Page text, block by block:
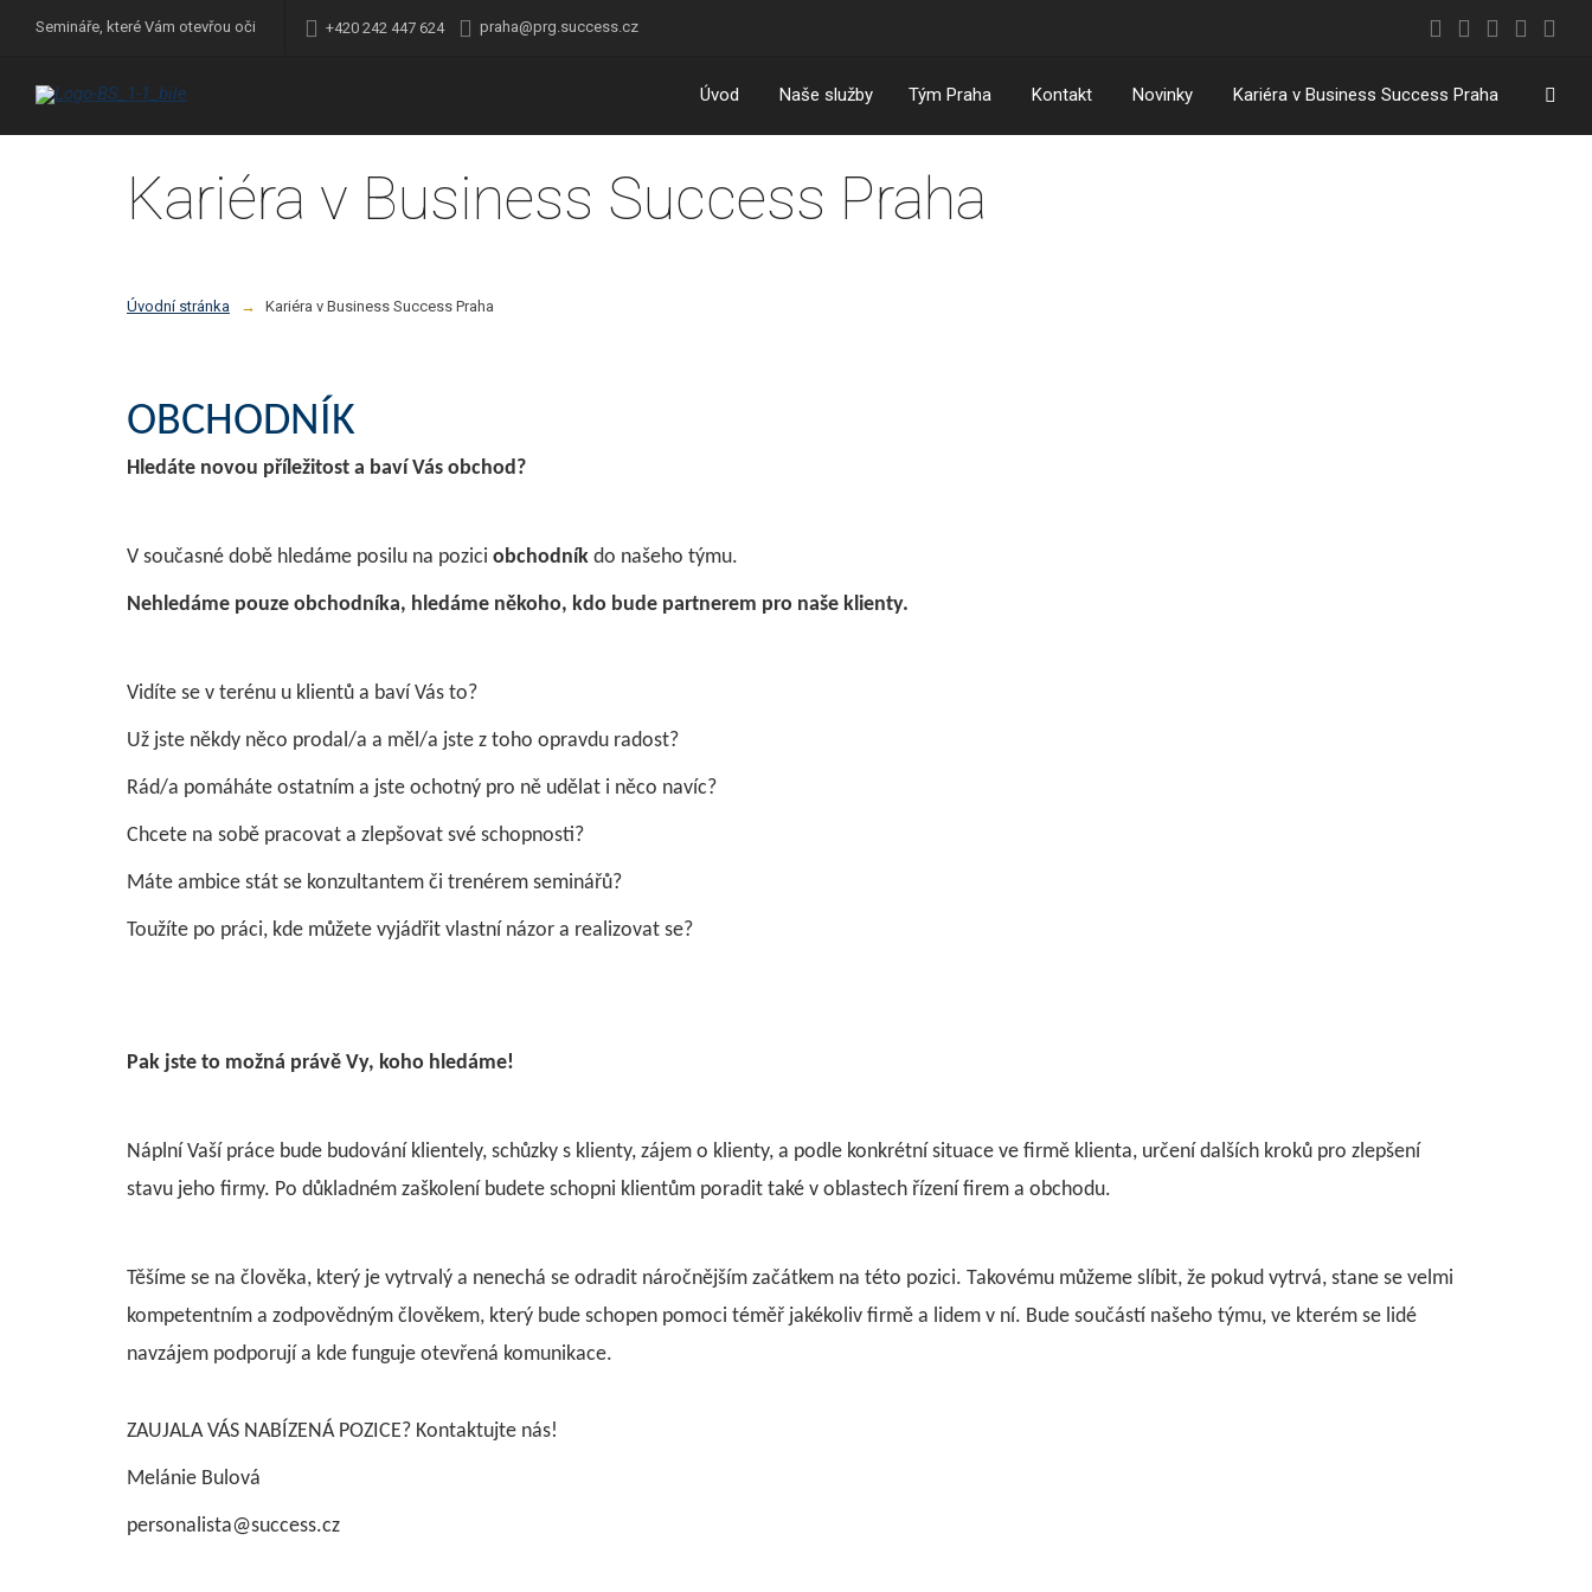
Semináře, které Vám otevřou oči +420 242 447 624 praha@prg.success.cz
Úvod Naše služby Tým Praha Kontakt Novinky Kariéra v Business Success Praha
Kariéra v Business Success Praha
Úvodní stránka Kariéra v Business Success Praha
OBCHODNÍK
Hledáte novou příležitost a baví Vás obchod?
V současné době hledáme posilu na pozici obchodník do našeho týmu.
Nehledáme pouze obchodníka, hledáme někoho, kdo bude partnerem pro naše klienty.
Vidíte se v terénu u klientů a baví Vás to?
Už jste někdy něco prodal/a a měl/a jste z toho opravdu radost?
Rád/a pomáháte ostatním a jste ochotný pro ně udělat i něco navíc?
Chcete na sobě pracovat a zlepšovat své schopnosti?
Máte ambice stát se konzultantem či trenérem seminářů?
Toužíte po práci, kde můžete vyjádřit vlastní názor a realizovat se?
Pak jste to možná právě Vy, koho hledáme!
Náplní Vaší práce bude budování klientely, schůzky s klienty, zájem o klienty, a podle konkrétní situace ve firmě klienta, určení dalších kroků pro zlepšení
stavu jeho firmy. Po důkladném zaškolení budete schopni klientům poradit také v oblastech řízení firem a obchodu.
Těšíme se na člověka, který je vytrvalý a nenechá se odradit náročnějším začátkem na této pozici. Takovému můžeme slíbit, že pokud vytrvá, stane se velmi
kompetentním a zodpovědným člověkem, který bude schopen pomoci téměř jakékoliv firmě a lidem v ní. Bude součástí našeho týmu, ve kterém se lidé
navzájem podporují a kde funguje otevřená komunikace.
ZAUJALA VÁS NABÍZENÁ POZICE? Kontaktujte nás!
Melánie Bulová
personalista@success.cz